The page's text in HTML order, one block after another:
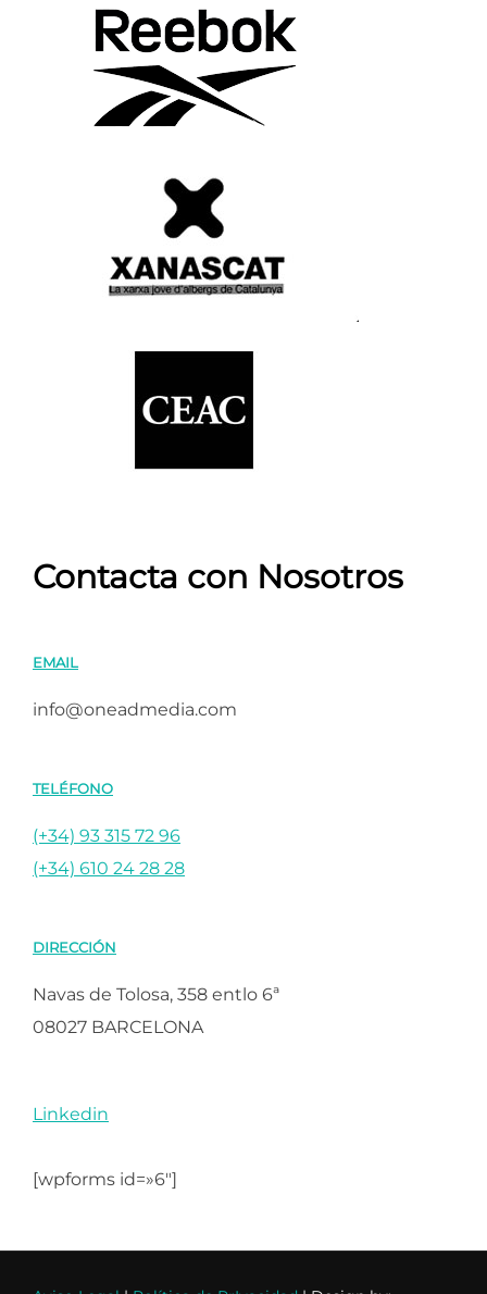
Contacta con Nosotros
EMAIL
info@oneadmedia.com
TELÉFONO
(+34) 93 315 72 96
(+34) 610 24 28 28
DIRECCIÓN
Navas de Tolosa, 358 entlo 6ª
08027 BARCELONA
Linkedin
[wpforms id=»6″]